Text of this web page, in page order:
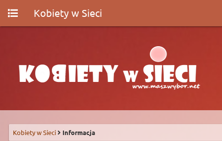
Kobiety w Sieci
Kobiety w Sieci Informacja